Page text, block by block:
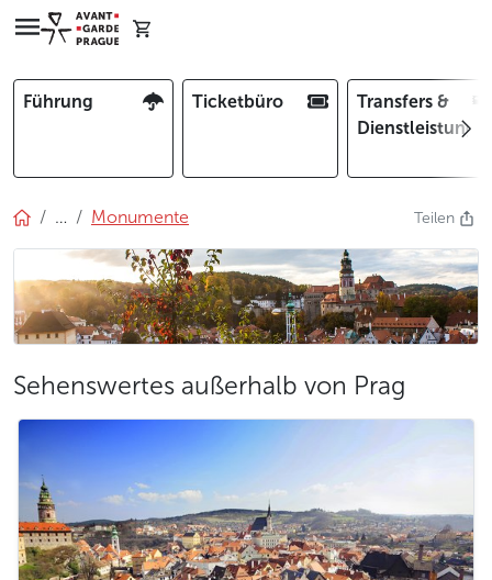
Führung Ticketbüro
Transfers &
… Monumente Teilen
Sehenswertes außerhalb von Prag